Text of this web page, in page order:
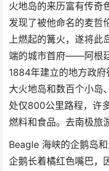
火地岛的来历富有传奇
发现了被他命名的麦哲
上燃起的篝火，遂将此
端的城市首府——阿根
1884年建立的地方政
大火地岛和数百个小岛
处仅800公里路程，许
燃料和食品。去南极旅
Beagle 海峡的企鹅岛
企鹅长着橘红色嘴巴，